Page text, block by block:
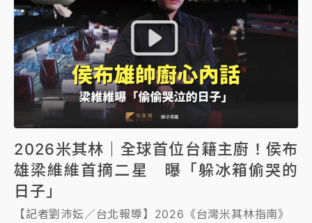
2026米其林｜全球首位台籍主廚！侯布
雄梁維維首摘二星 曝「躲冰箱偷哭的
日子」
【記者劉沛妘／台北報導】2026《台灣米其林指南》